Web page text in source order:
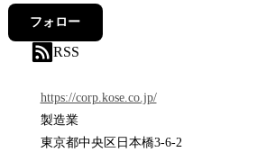
フォロー
RSS
https://corp.kose.co.jp/
製造業
東京都中央区日本橋3-6-2